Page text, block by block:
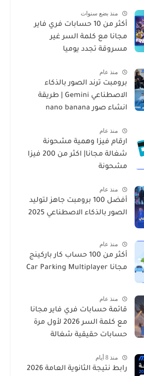
منذ بضع سنوات
أكثر من 10 حسابات فري فاير
مجانا مع كلمة السر غير
مسروقة تجدد يوميا
منذ عام
برومبت ترند الصور بالذكاء
الاصطناعي Gemini | طريقة
انشاء صور nano banana
منذ عام
ارقام فيزا وهمية مشحونة
شغالة مجانا| اكثر من 200 فيزا
مشحونة
منذ عام
أفضل 100 برومبت جاهز لتوليد
الصور بالذكاء الاصطناعي 2025
منذ عام
أكثر من 100 حساب كار باركينج
مجانا Car Parking Multiplayer
منذ عام
قائمة حسابات فري فاير مجانا
مع كلمة السر 2026 لأول مرة
حسابات حقيقية شغالة
منذ 8 أيام
رابط نتيجة الثانوية العامة 2026